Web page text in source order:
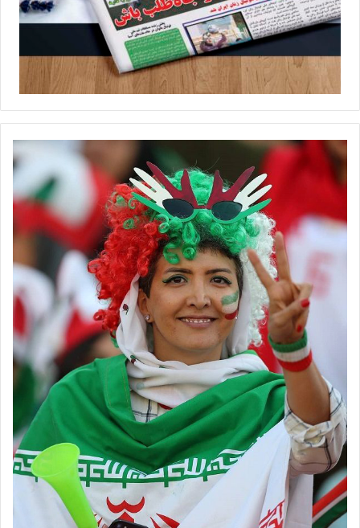
با فوتبالز همراه شوید
◾️فوتبالز را در اینستاگرام دنبال کنید ◾️footballs.women@